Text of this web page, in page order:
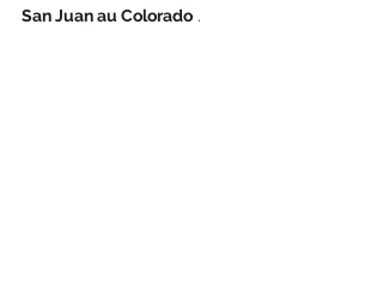
San Juan au Colorado .